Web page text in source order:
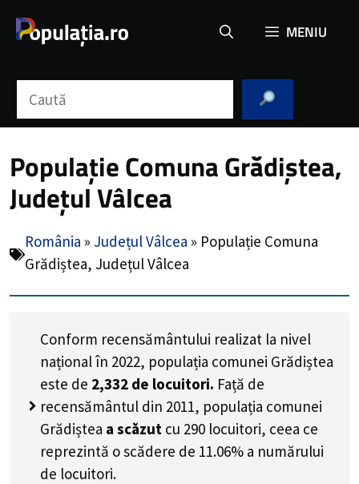
MENIU
Populație Comuna Grădiștea,
Județul Vâlcea
România » Județul Vâlcea » Populație Comuna
Grădiștea, Județul Vâlcea
Conform recensământului realizat la nivel
național în 2022, populația comunei Grădiștea
este de 2,332 de locuitori. Față de
recensământul din 2011, populația comunei
Grădiștea a scăzut cu 290 locuitori, ceea ce
reprezintă o scădere de 11.06% a numărului
de locuitori.